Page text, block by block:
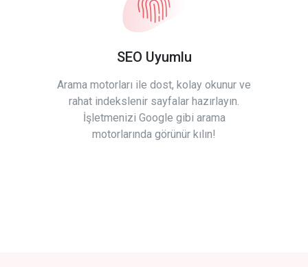
SEO Uyumlu
Arama motorları ile dost, kolay okunur ve
rahat indekslenir sayfalar hazırlayın.
İşletmenizi Google gibi arama
motorlarında görünür kılın!